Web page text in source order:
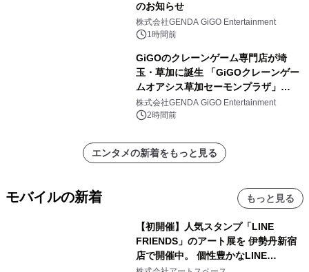
のお知らせ
株式会社GENDA GiGO Entertainment
1時間前
GiGOのクレーンゲーム専門店が埼
玉・草加に誕生 「GiGOクレーンゲー
ムオアシス草加セーモンプラザ」
2026年8月7日(金)10時グランドオープ
ン
株式会社GENDA GiGO Entertainment
2時間前
エンタメの新着をもっと見る
モバイルの新着 もっと見る
【初開催】人気スタンプ「LINE
FRIENDS」のアート展を 伊勢丹新宿
店で開催中。 個性豊かなLINE